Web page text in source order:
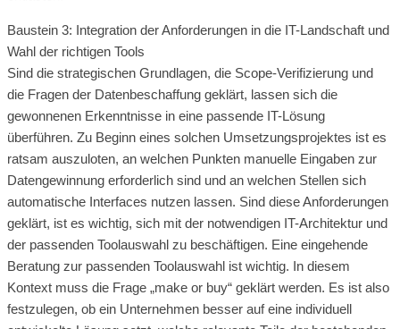
Baustein 3: Integration der Anforderungen in die IT-Landschaft und
Wahl der richtigen Tools
Sind die strategischen Grundlagen, die Scope-Verifizierung und
die Fragen der Datenbeschaffung geklärt, lassen sich die
gewonnenen Erkenntnisse in eine passende IT-Lösung
überführen. Zu Beginn eines solchen Umsetzungsprojektes ist es
ratsam auszuloten, an welchen Punkten manuelle Eingaben zur
Datengewinnung erforderlich sind und an welchen Stellen sich
automatische Interfaces nutzen lassen. Sind diese Anforderungen
geklärt, ist es wichtig, sich mit der notwendigen IT-Architektur und
der passenden Toolauswahl zu beschäftigen. Eine eingehende
Beratung zur passenden Toolauswahl ist wichtig. In diesem
Kontext muss die Frage „make or buy“ geklärt werden. Es ist also
festzulegen, ob ein Unternehmen besser auf eine individuell